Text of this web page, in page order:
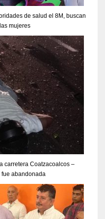
de salud el 8M, buscan
mujeres
carretera Coatzacoalcos –
fue abandonada